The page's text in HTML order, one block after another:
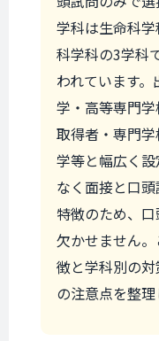
学科は生命科
科学科の3学科
われています
学・高等専門
取得者・専門
学等と幅広く
なく面接と口
特徴のため、
欠かせません
徴と学科別の
の注意点を整理